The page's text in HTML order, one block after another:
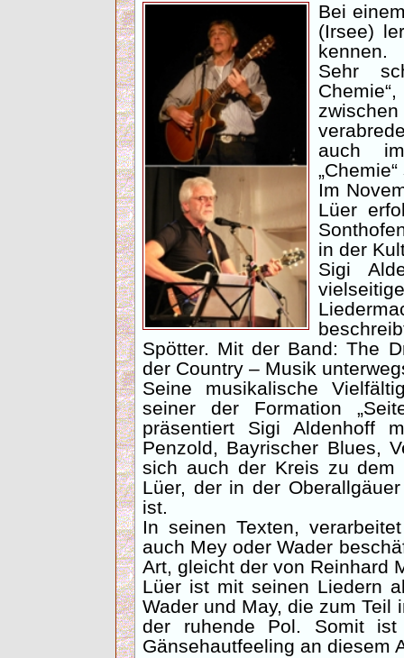
Bei
(Irsee)
kennen.
Sehr
auch
Im
Lüer
in der
Sigi
Spötter. Mit der Band: The
der Country – Musik
Seine musikalische
seiner der Formation
präsentiert Sigi Aldenhoff
Penzold, Bayrischer Blues,
sich auch der Kreis zu dem
Lüer, der in der
ist.
In seinen Texten,
auch Mey oder Wader
Art, gleicht der von Reinhard
Lüer ist mit seinen Liedern
Wader und May, die zum Teil
der ruhende Pol. Somit
Gänsehautfeeling an diesem